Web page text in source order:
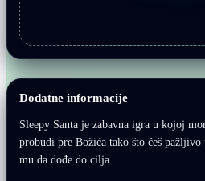
Dodatne informacije
Sleepy Santa je zabavna igra u kojoj
probudi pre Božića tako što ćeš
mu da dođe do cilja.